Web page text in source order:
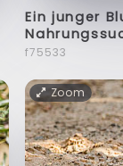
Ein junger
f75533
Zoom